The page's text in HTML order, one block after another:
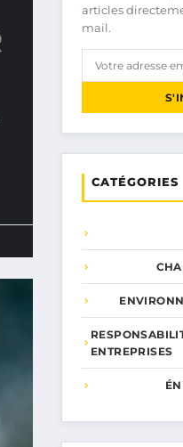
articles
mail.
CATÉGORIES
ENTREPRISES